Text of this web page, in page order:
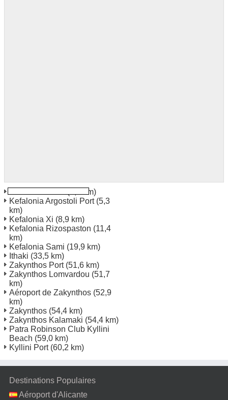
(4,9 km)
Kefalonia Argostoli Port(5,3
km)
Kefalonia Xi (8,9 km)
Kefalonia Rizospaston (11,4
km)
Kefalonia Sami (19,9 km)
Ithaki (33,5 km)
Zakynthos Port(51,6 km)
Zakynthos Lomvardou (51,7
km)
Aéroport de Zakynthos (52,9
km)
Zakynthos (54,4 km)
Zakynthos Kalamaki (54,4 km)
Patra Robinson Club Kyllini
Beach (59,0 km)
Kyllini Port(60,2 km)
Destinations Populaires
Aéroport d'Alicante